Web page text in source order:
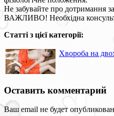
Не забувайте про дотримання
ВАЖЛИВО! Необхідна
Статті з цієї категорії:
Хвороба на
Оставить комментарий
Ваш email не будет